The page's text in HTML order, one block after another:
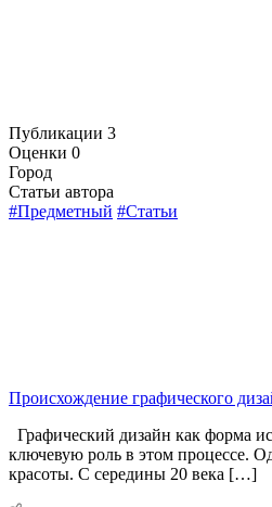
Публикации 3
Оценки 0
Город
Статьи автора
#Предметный #Статьи
Происхождение графического
Графический дизайн как форма
ключевую роль в этом процессе.
красоты. С середины 20 века […]